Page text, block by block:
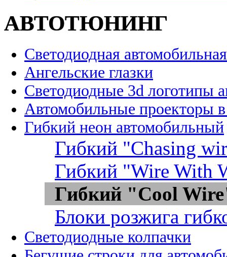
АВТОТЮНИНГ
Светодиодная
Ангельские глазки
Светодиодные 3d логотипы
Автомобильные проекторы
Гибкий неон автомобильный
Гибкий "Chasing
Гибкий "Wire With
Гибкий "Cool
Блоки розжига
Светодиодные колпачки